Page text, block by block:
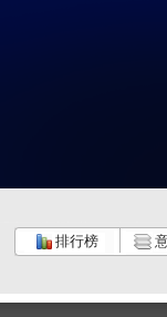
排行榜